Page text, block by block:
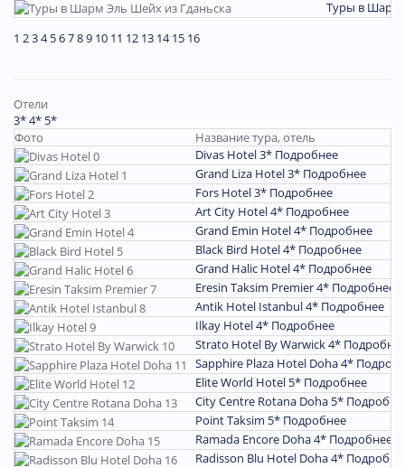
Туры в Шарм
1 234 56789 10 11 12 13 14 15 16
Отели
3*4* 5*
Фото
Название тура, отель
Divas Hotel 3* Подробнее
Grand Liza Hotel 3* Подробнее
Fors Hotel 3* Подробнее
Art City Hotel 4* Подробнее
Grand Emin Hotel 4* Подробнее
Black Bird Hotel 4* Подробнее
Grand Halic Hotel 4* Подробнее
Eresin Taksim Premier 4* Подробнее
Antik Hotel Istanbul 4* Подробнее
Ilkay Hotel 4* Подробнее
Strato Hotel By Warwick 4*
Sapphire Plaza Hotel Doha 4*
Elite World Hotel 5* Подробнее
City Centre Rotana Doha 5*
Point Taksim 5* Подробнее
Ramada Encore Doha 4* Подробнее
Radisson Blu Hotel Doha 4*